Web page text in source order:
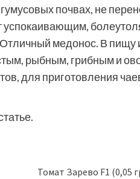
почвах, не
успокаивающим,
медонос. В пищу
рыбным, грибным и
для приготовления
Томат Зарево F1 (0,05